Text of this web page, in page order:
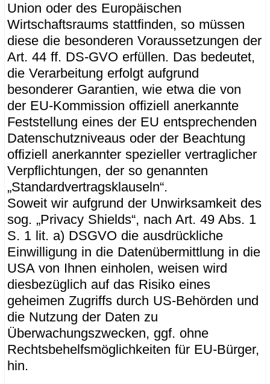
Union oder des Europäischen
Wirtschaftsraums stattfinden, so müssen
diese die besonderen Voraussetzungen der
Art. 44 ff. DS-GVO erfüllen. Das bedeutet,
die Verarbeitung erfolgt aufgrund
besonderer Garantien, wie etwa die von
der EU-Kommission offiziell anerkannte
Feststellung eines der EU entsprechenden
Datenschutzniveaus oder der Beachtung
offiziell anerkannter spezieller vertraglicher
Verpflichtungen, der so genannten
„Standardvertragsklauseln“.
Soweit wir aufgrund der Unwirksamkeit des
sog. „Privacy Shields“, nach Art. 49 Abs. 1
S. 1 lit. a) DSGVO die ausdrückliche
Einwilligung in die Datenübermittlung in die
USA von Ihnen einholen, weisen wird
diesbezüglich auf das Risiko eines
geheimen Zugriffs durch US-Behörden und
die Nutzung der Daten zu
Überwachungszwecken, ggf. ohne
Rechtsbehelfsmöglichkeiten für EU-Bürger,
hin.